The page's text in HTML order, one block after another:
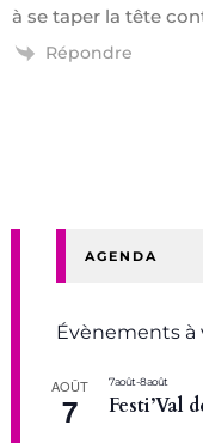
à se taper la tête
Répondre
AGENDA
Évènements à
AOÛT
7
7 août-8 août
Festi’Val